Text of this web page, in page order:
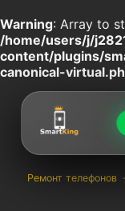
Warning: Array to
/home/users/j/
content/plugins/
canonical-
Ремонт телефонов